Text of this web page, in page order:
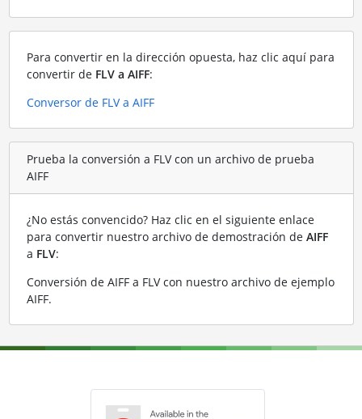
Para convertir en la dirección opuesta, haz clic aquí para
convertir de FLV a AIFF:
Conversor de FLV a AIFF
Prueba la conversión a FLV con un archivo de prueba
AIFF
¿No estás convencido? Haz clic en el siguiente enlace
para convertir nuestro archivo de demostración de AIFF
a FLV:
Conversión de AIFF a FLV con nuestro archivo de ejemplo
AIFF.